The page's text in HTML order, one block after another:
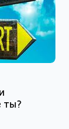
ты?